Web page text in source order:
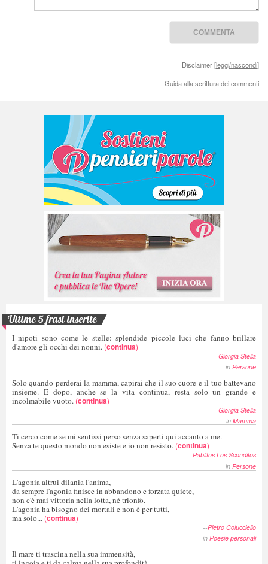
Disclaimer [leggi/nascondi]
Guida alla scrittura dei commenti
Ultime 5 frasi inserite
I nipoti sono come le stelle: splendide piccole luci che fanno brillare
d'amore gli occhi dei nonni. (continua)
--Giorgia Stella
in Persone
Solo quando perderai la mamma, capirai che il suo cuore e il tuo battevano
insieme. E dopo, anche se la vita continua, resta solo un grande e
incolmabile vuoto. (continua)
--Giorgia Stella
in Mamma
Ti cerco come se mi sentissi perso senza saperti qui accanto a me.
Senza te questo mondo non esiste e io non resisto. (continua)
--Pablitos Los Sconditos
in Persone
L'agonia altrui dilania l'anima,
da sempre l'agonia finisce in abbandono e forzata quiete,
non c'è mai vittoria nella lotta, né trionfo.
L'agonia ha bisogno dei mortali e non è per tutti,
ma solo... (continua)
--Pietro Colucciello
in Poesie personali
Il mare ti trascina nella sua immensità,